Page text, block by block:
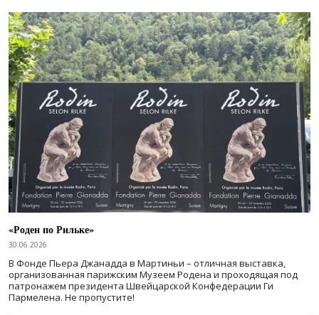
«Роден по Рильке»
30.06.2026
В Фонде Пьера Джанадда в Мартиньи – отличная выставка,
организованная парижским Музеем Родена и проходящая под
патронажем президента Швейцарской Конфедерации Ги
Пармелена. Не пропустите!